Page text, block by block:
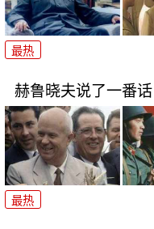
最热
赫鲁晓夫说了一番
最热